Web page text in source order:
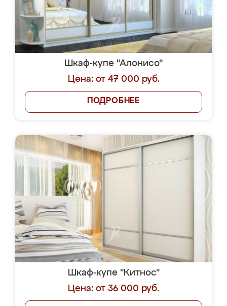
Шкаф-купе "Алонисо"
Цена: от 47 000 руб.
ПОДРОБНЕЕ
Шкаф-купе "Китнос"
Цена: от 36 000 руб.